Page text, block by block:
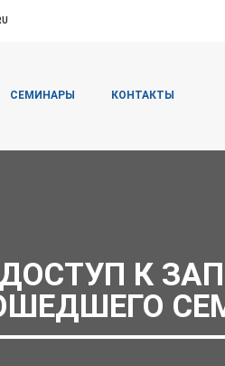
СЕМИНАРЫ КОНТАКТЫ
ДОСТУП К